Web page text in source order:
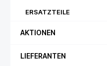
ERSATZTEILE
AKTIONEN
LIEFERANTEN